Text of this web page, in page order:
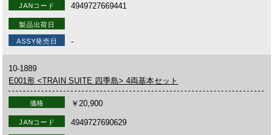
JANコード 4949727669441
製品出荷日
ASSY発売日 -
10-1889
E001形 <TRAIN SUITE 四季島> 4両基本セット
価格 ￥20,900
JANコード 4949727690629